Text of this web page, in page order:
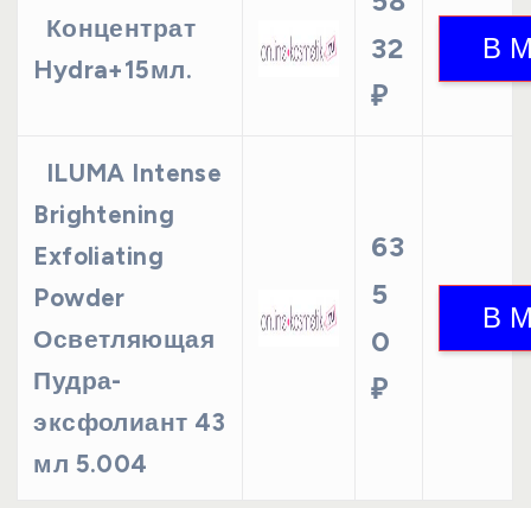
Концентрат
Hydra+15мл.
32
₽
ILUMA Intense
Brightening
Exfoliating
Powder
Осветляющая
Пудра-
эксфолиант 43
мл 5.004
63
5
0
₽